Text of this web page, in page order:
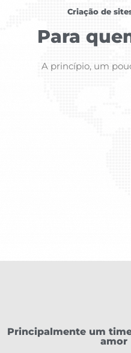
Criação de
Para
A princípio, um
Principalmente um
amor